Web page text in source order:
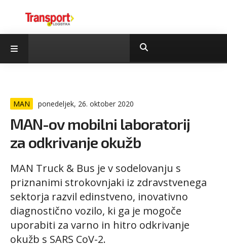
MAN ponedeljek, 26. oktober 2020
MAN-ov mobilni laboratorij
za odkrivanje okužb
MAN Truck & Bus je v sodelovanju s
priznanimi strokovnjaki iz zdravstvenega
sektorja razvil edinstveno, inovativno
diagnostično vozilo, ki ga je mogoče
uporabiti za varno in hitro odkrivanje
okužb s SARS CoV-2.